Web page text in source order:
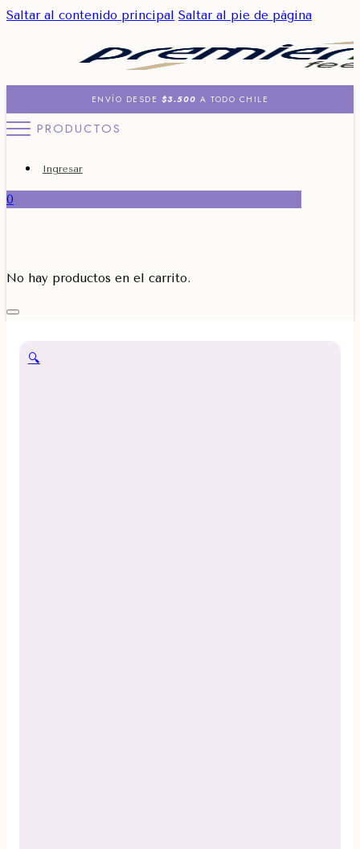
Saltar al contenido principal Saltar al pie de página
ENVÍO DESDE $3.500 A TODO CHILE
PRODUCTOS
Ingresar
0
No hay productos en el carrito.
🔍